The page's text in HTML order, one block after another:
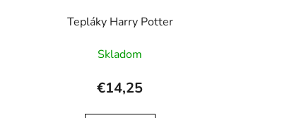
Tepláky Harry Potter
Skladom
€14,25